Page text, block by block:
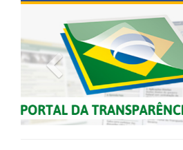
Previous